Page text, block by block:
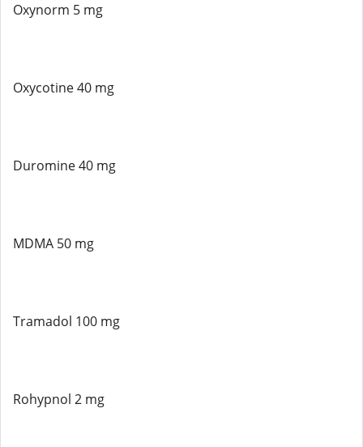
Oxynorm 5 mg
Oxycotine 40 mg
Duromine 40 mg
MDMA 50 mg
Tramadol 100 mg
Rohypnol 2 mg